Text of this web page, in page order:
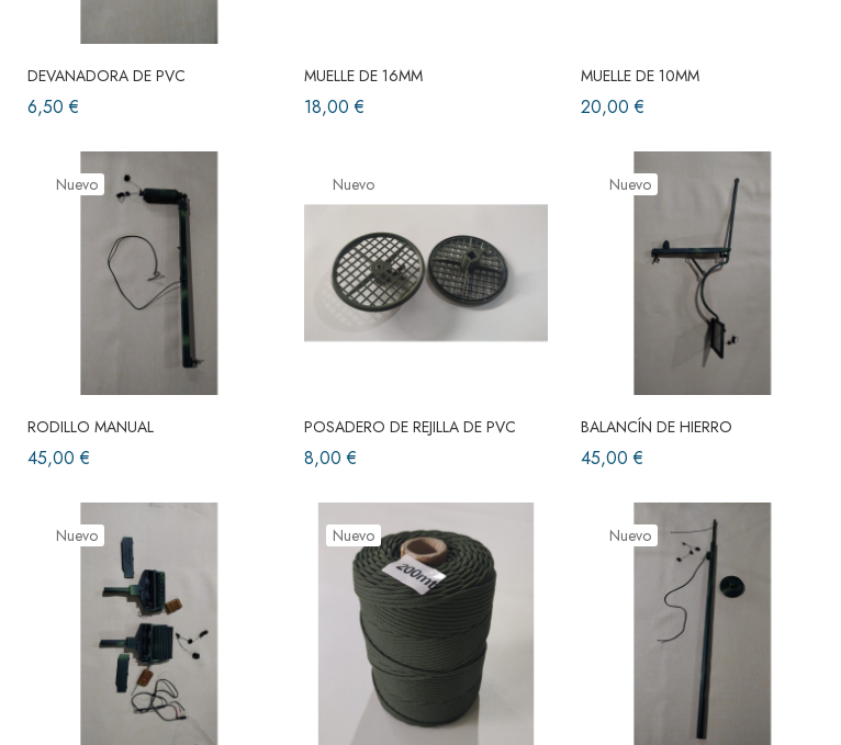
DEVANADORA DE PVC
6,50 €
MUELLE DE 16MM
18,00 €
MUELLE DE 10MM
20,00 €
Nuevo
RODILLO MANUAL
45,00 €
Nuevo
POSADERO DE REJILLA DE PVC
8,00 €
Nuevo
BALANCÍN DE HIERRO
45,00 €
Nuevo Nuevo Nuevo